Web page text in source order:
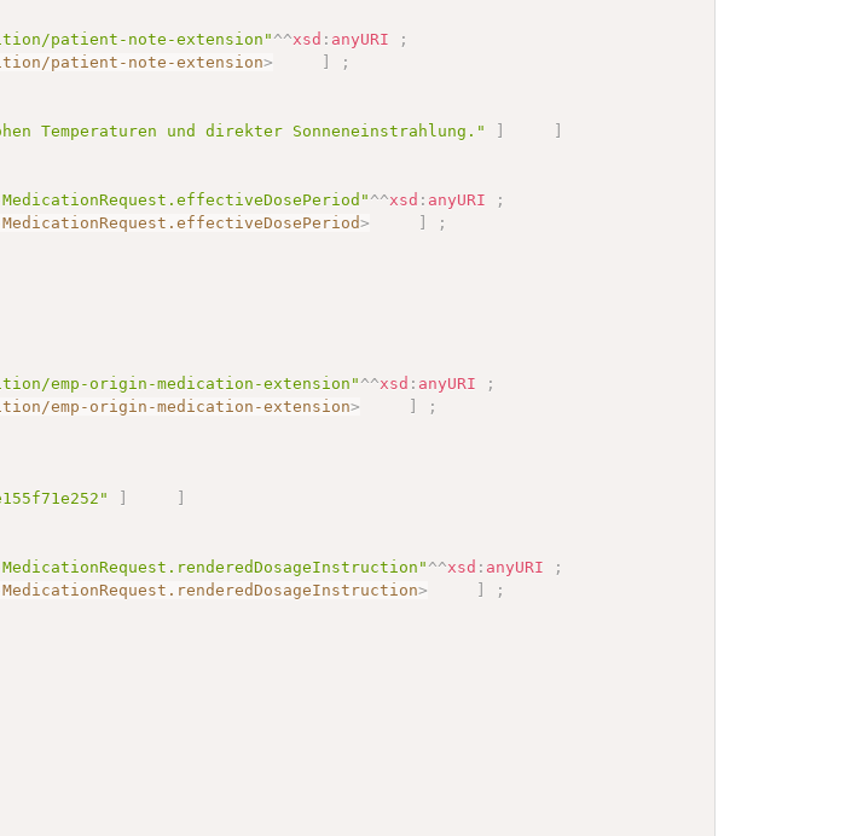
patient-note-extension" ^^xsd : anyURI
;
patient-note-extension>
;
Temperaturen und direkter Sonneneinstrahlung."
^^xsd : anyURI
;
>
;
emp-origin-medication-extension" ^^xsd : anyURI
;
emp-origin-medication-extension>
;
^^xsd : anyURI
;
>
;